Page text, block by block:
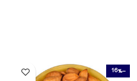
-16%